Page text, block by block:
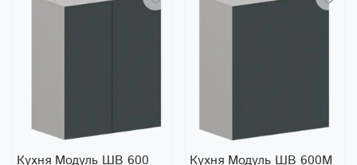
Кухня Модуль ШВ 600
Кухня Модуль ШВ 600М